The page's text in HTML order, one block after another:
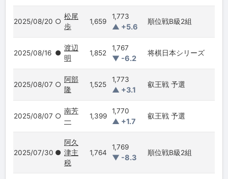
2025/08/20 ○
松尾
歩
1,659
1,773
▲ +5.6
順位戦B級2組
2025/08/16 ●
渡辺
明
1,852
1,767
▼ -6.2
将棋日本シリーズ
2025/08/07 ○
阿部
隆
1,525
1,773
▲ +3.1
叡王戦 予選
2025/08/07 ○
南芳
一
1,399
1,770
▲ +1.7
叡王戦 予選
2025/07/30 ●
阿久
津主
税
1,764
1,769
▼ -8.3
順位戦B級2組